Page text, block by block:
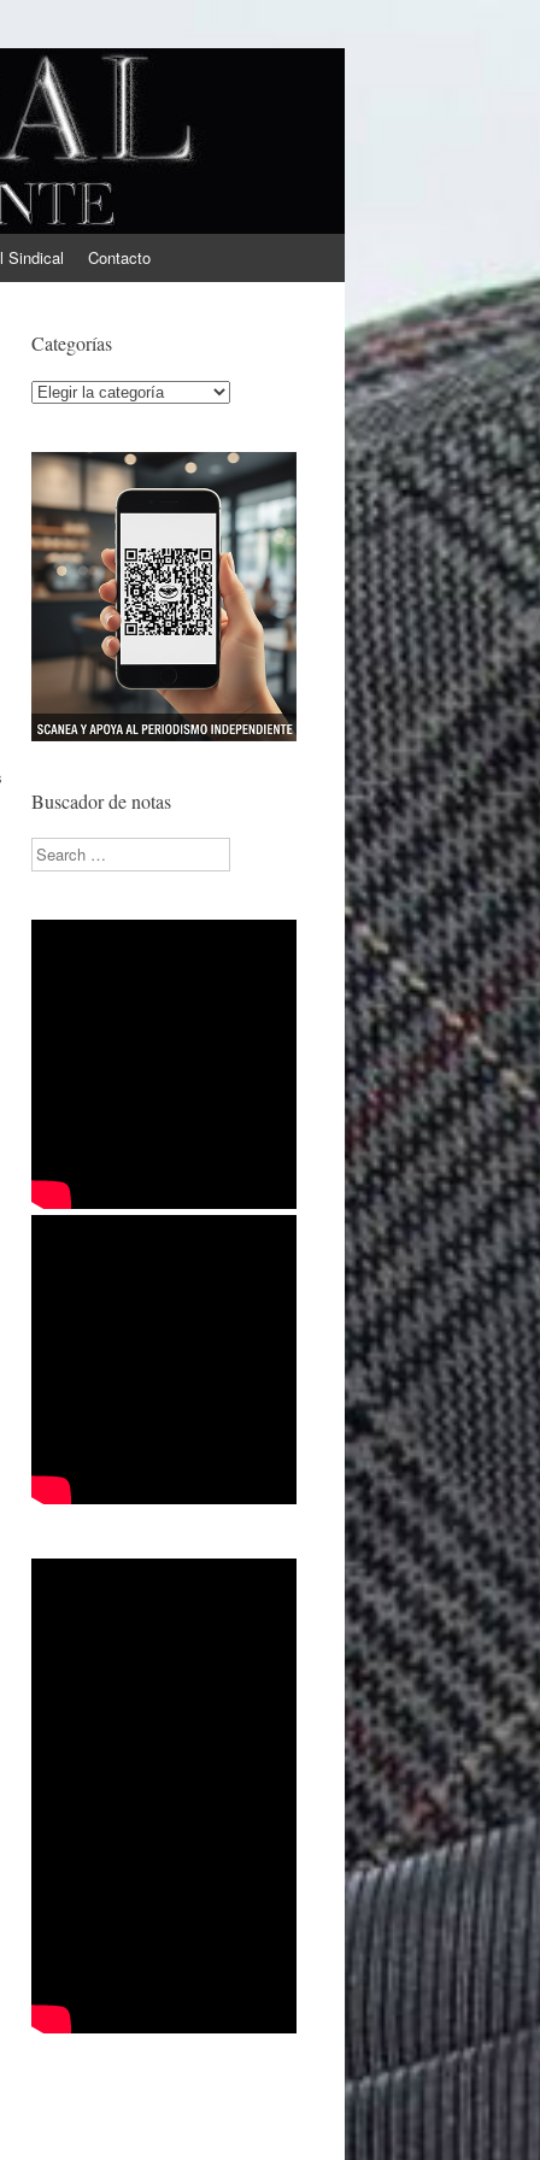
Sindical Contacto
Categorías
Categorías
Buscador de notas
Search